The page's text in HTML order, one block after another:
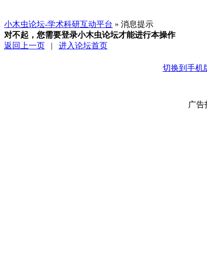
小木虫论坛-学术科研互动平台 » 消息提示
对不起，您需要登录小木虫论坛才能进行本操作
返回上一页 | 进入论坛首页
切换到手机
广告